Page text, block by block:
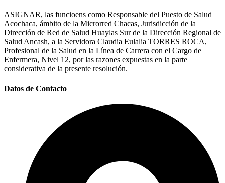
ASIGNAR, las funcioens como Responsable del Puesto de Salud
Acochaca, ámbito de la Microrred Chacas, Jurisdicción de la
Dirección de Red de Salud Huaylas Sur de la Dirección Regional de
Salud Ancash, a la Servidora Claudia Eulalia TORRES ROCA,
Profesional de la Salud en la Línea de Carrera con el Cargo de
Enfermera, Nivel 12, por las razones expuestas en la parte
considerativa de la presente resolución.
Datos de Contacto